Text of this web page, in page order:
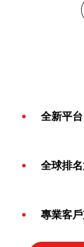
全新平
全球排
專業客